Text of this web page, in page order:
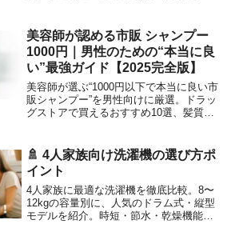
イド。
美容師が認める市販 シャンプー
1000円｜男性のための“本当に良
い”最強ガイド【2025完全版】
美容師が選ぶ“1000円以下で本当に良い市
販シャンプー”を男性向けに厳選。ドラッ
グストアで買えるおすすめ10選、髪質別
記事で解決。
🚿 4人家族向け洗濯機の選び方ポ
イント
4人家族に最適な洗濯機を徹底比較。8〜
12kgの容量別に、人気のドラム式・縦型
モデルを紹介。時短・節水・乾燥機能の